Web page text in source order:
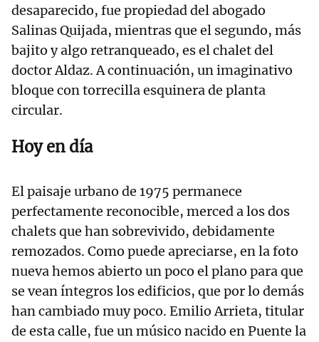
desaparecido, fue propiedad del abogado
Salinas Quijada, mientras que el segundo, más
bajito y algo retranqueado, es el chalet del
doctor Aldaz. A continuación, un imaginativo
bloque con torrecilla esquinera de planta
circular.
Hoy en día
El paisaje urbano de 1975 permanece
perfectamente reconocible, merced a los dos
chalets que han sobrevivido, debidamente
remozados. Como puede apreciarse, en la foto
nueva hemos abierto un poco el plano para que
se vean íntegros los edificios, que por lo demás
han cambiado muy poco. Emilio Arrieta, titular
de esta calle, fue un músico nacido en Puente la